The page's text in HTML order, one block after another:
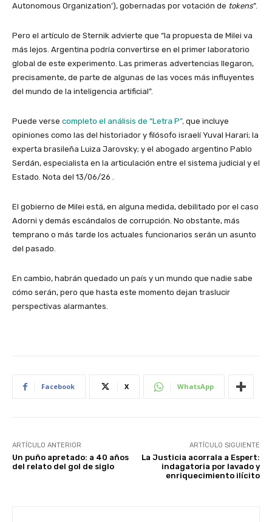
Autonomous Organization’), gobernadas por votación de tokens”.
Pero el artículo de Sternik advierte que “la propuesta de Milei va
más lejos. Argentina podría convertirse en el primer laboratorio
global de este experimento. Las primeras advertencias llegaron,
precisamente, de parte de algunas de las voces más influyentes
del mundo de la inteligencia artificial”.
Puede verse completo el análisis de “Letra P”, que incluye
opiniones como las del historiador y filósofo israelí Yuval Harari; la
experta brasileña Luiza Jarovsky; y el abogado argentino Pablo
Serdán, especialista en la articulación entre el sistema judicial y el
Estado. Nota del 13/06/26 .
El gobierno de Milei está, en alguna medida, debilitado por el caso
Adorni y demás escándalos de corrupción. No obstante, más
temprano o más tarde los actuales funcionarios serán un asunto
del pasado.
En cambio, habrán quedado un país y un mundo que nadie sabe
cómo serán, pero que hasta este momento dejan traslucir
perspectivas alarmantes.
Facebook X WhatsApp
ARTÍCULO ANTERIOR
Un puño apretado: a 40 años
del relato del gol de siglo
ARTÍCULO SIGUIENTE
La Justicia acorrala a Espert:
indagatoria por lavado y
enriquecimiento ilícito